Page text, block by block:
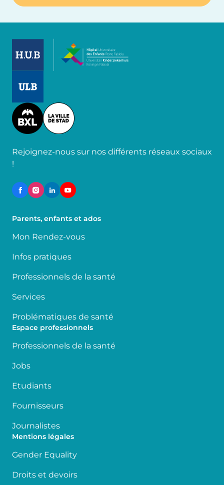
Image
Rejoignez-nous sur nos différents réseaux sociaux
!
Parents, enfants et ados
Mon Rendez-vous
Infos pratiques
Professionnels de la santé
Services
Problématiques de santé
Espace professionnels
Professionnels de la santé
Jobs
Etudiants
Fournisseurs
Journalistes
Mentions légales
Gender Equality
Droits et devoirs